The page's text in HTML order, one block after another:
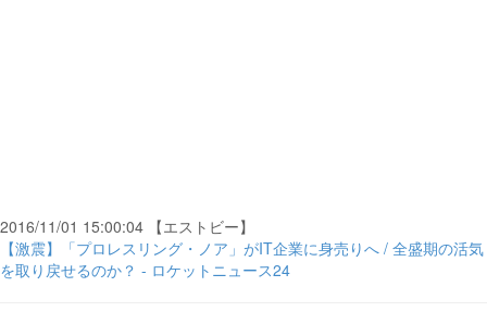
2016/11/01 15:00:04 【エストビー】
【激震】「プロレスリング・ノア」がIT企業に身売りへ / 全盛期の活気
を取り戻せるのか？ - ロケットニュース24